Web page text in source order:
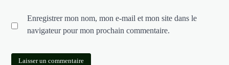
Enregistrer mon nom, mon e-mail et mon site dans le
navigateur pour mon prochain commentaire.